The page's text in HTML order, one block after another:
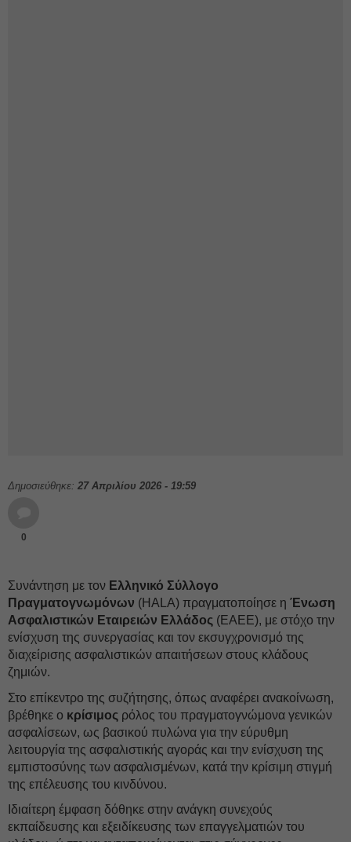
Δημοσιεύθηκε: 27 Απριλίου 2026 - 19:59
0
Συνάντηση με τον Ελληνικό Σύλλογο
Πραγματογνωμόνων (HALA) πραγματοποίησε η Ένωση
Ασφαλιστικών Εταιρειών Ελλάδος (ΕΑΕΕ), με στόχο την
ενίσχυση της συνεργασίας και τoν εκσυγχρονισμό της
διαχείρισης ασφαλιστικών απαιτήσεων στους κλάδους
ζημιών.
Στο επίκεντρο της συζήτησης, όπως αναφέρει ανακοίνωση,
βρέθηκε ο κρίσιμος ρόλος του πραγματογνώμονα γενικών
ασφαλίσεων, ως βασικού πυλώνα για την εύρυθμη
λειτουργία της ασφαλιστικής αγοράς και την ενίσχυση της
εμπιστοσύνης των ασφαλισμένων, κατά την κρίσιμη στιγμή
της επέλευσης του κινδύνου.
Ιδιαίτερη έμφαση δόθηκε στην ανάγκη συνεχούς
εκπαίδευσης και εξειδίκευσης των επαγγελματιών του